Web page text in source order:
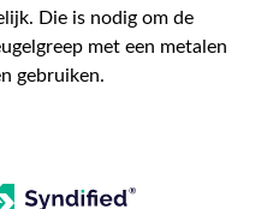
Die is nodig om de
met een metalen
gebruiken.